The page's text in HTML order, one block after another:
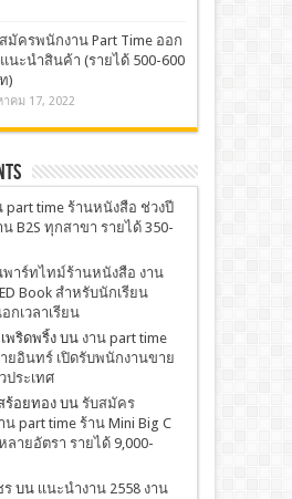
มัครพนักงาน Part Time ออก
นะนำสินค้า (รายได้ 500-600
)
าคม 17, 2022
part time ร้านหนังสือ ช่วงปี
B2S ทุกสาขา รายได้ 350-
พาร์ทไทม์ร้านหนังสือ งาน
Book สำหรับนักเรียน
กเวลาเรียน
พริดพริ้งบน งาน part time
ยอินทร์ เปิดรับพนักงานขาย
ประเทศ
อยทองบน รับสมัคร
part time ร้าน Mini Big C
ายอัตรา รายได้ 9,000-
รบน เเนะนำงาน 2558 งาน